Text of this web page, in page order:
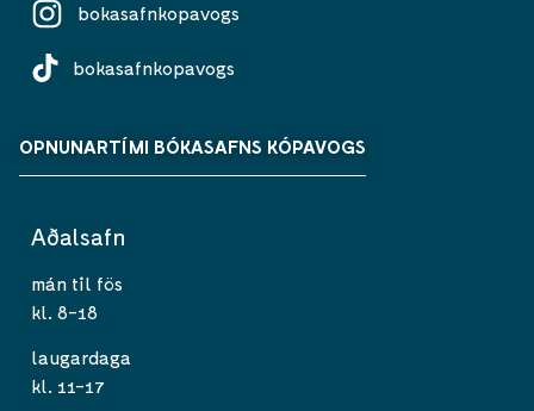
bokasafnkopavogs
bokasafnkopavogs
OPNUNARTÍMI BÓKASAFNS KÓPAVOGS
Aðalsafn
mán til fös
kl. 8-18
laugardaga
kl. 11-17